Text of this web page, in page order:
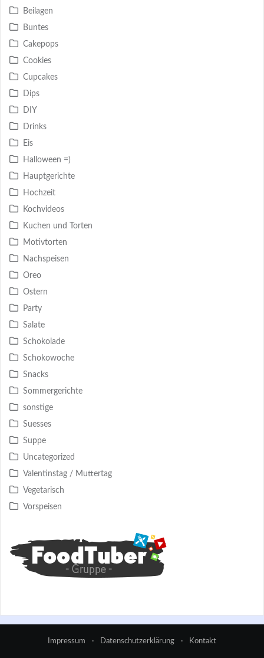
Beilagen
Buntes
Cakepops
Cookies
Cupcakes
Dips
DIY
Drinks
Eis
Halloween =)
Hauptgerichte
Hochzeit
Kochvideos
Kuchen und Torten
Motivtorten
Nachspeisen
Oreo
Ostern
Party
Salate
Schokolade
Schokowoche
Snacks
Sommergerichte
sonstige
Suesses
Suppe
Uncategorized
Valentinstag / Muttertag
Vegetarisch
Vorspeisen
Impressum · Datenschutzerklärung · Kontakt